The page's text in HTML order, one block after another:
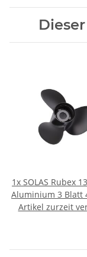
1x SOLAS Rubex
Aluminium 3 Blatt
4 1/4"
Artikel zurzeit